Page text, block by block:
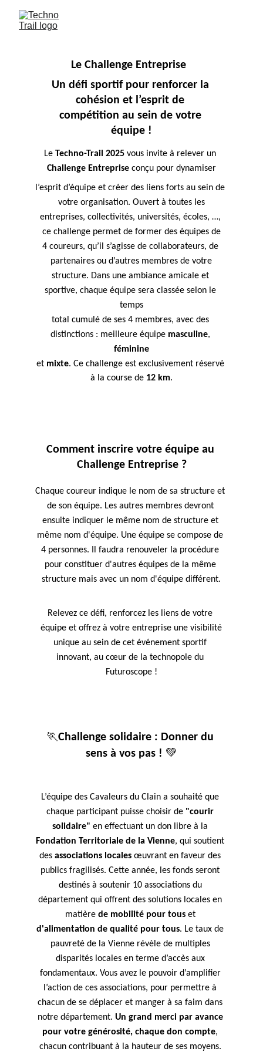
Le Challenge Entreprise
Un défi sportif pour renforcer la
cohésion et l’esprit de
compétition au sein de votre
équipe !
Comment inscrire votre équipe au
Challenge Entreprise ?
Chaque coureur indique le nom de sa structure et
de son équipe. Les autres membres devront
ensuite indiquer le même nom de structure et
même nom d'équipe. Une équipe se compose de
4 personnes. Il faudra renouveler la procédure
pour constituer d'autres équipes de la même
structure mais avec un nom d'équipe différent.
Relevez ce défi, renforcez les liens de votre
équipe et offrez à votre entreprise une visibilité
unique au sein de cet événement sportif
innovant, au cœur de la technopole du
Futuroscope !
Le Techno-Trail 2025 vous invite à relever un
Challenge Entreprise conçu pour dynamiser
l’esprit d’équipe et créer des liens forts au sein de
votre organisation. Ouvert à toutes les
entreprises, collectivités, universités, écoles, …,
ce challenge permet de former des équipes de
4 coureurs, qu’il s’agisse de collaborateurs, de
partenaires ou d’autres membres de votre
structure. Dans une ambiance amicale et
sportive, chaque équipe sera classée selon le
temps
total cumulé de ses 4 membres, avec des
distinctions : meilleure équipe masculine,
féminine
et mixte. Ce challenge est exclusivement réservé
à la course de 12 km.
🏃Challenge solidaire : Donner du
sens à vos pas ! 💚
L’équipe des Cavaleurs du Clain a souhaité que
chaque participant puisse choisir de "courir
solidaire" en effectuant un don libre à la
Fondation Territoriale de la Vienne, qui soutient
des associations locales œuvrant en faveur des
publics fragilisés. Cette année, les fonds seront
destinés à soutenir 10 associations du
département qui offrent des solutions locales en
matière de mobilité pour tous et
d'alimentation de qualité pour tous. Le taux de
pauvreté de la Vienne révèle de multiples
disparités locales en terme d’accès aux
fondamentaux. Vous avez le pouvoir d’amplifier
l’action de ces associations, pour permettre à
chacun de se déplacer et manger à sa faim dans
notre département. Un grand merci par avance
pour votre générosité, chaque don compte,
chacun contribuant à la hauteur de ses moyens.